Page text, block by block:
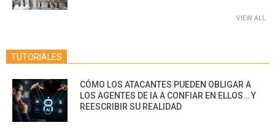
VIEW ALL
TUTORIALES
CÓMO LOS ATACANTES PUEDEN OBLIGAR A
LOS AGENTES DE IA A CONFIAR EN ELLOS… Y
REESCRIBIR SU REALIDAD